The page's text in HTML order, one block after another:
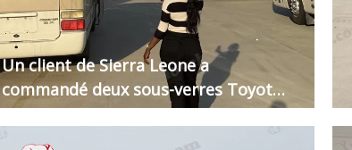
Un client de Sierra Leone a
commandé deux sous-verres Toyota
3RZ d'occasion